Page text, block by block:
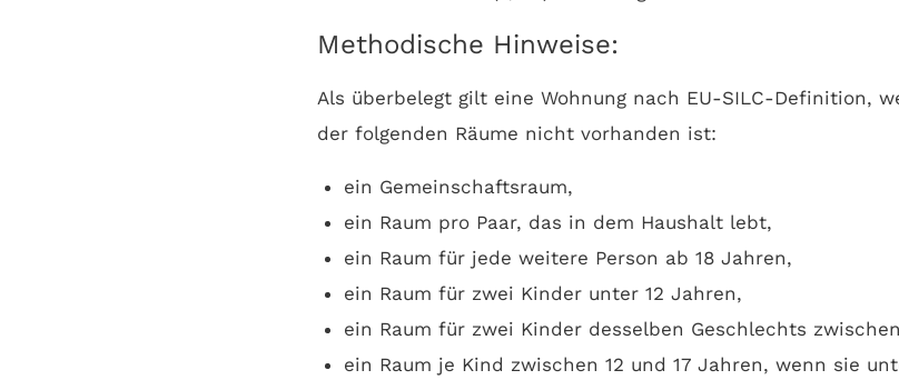
Methodische Hinweise:
Als überbelegt gilt eine Wohnung nach EU-SILC-Definition,
der folgenden Räume nicht vorhanden ist:
ein Gemeinschaftsraum,
ein Raum pro Paar, das in dem Haushalt lebt,
ein Raum für jede weitere Person ab 18 Jahren,
ein Raum für zwei Kinder unter 12 Jahren,
ein Raum für zwei Kinder desselben Geschlechts
ein Raum je Kind zwischen 12 und 17 Jahren, wenn sie